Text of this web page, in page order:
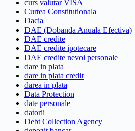
curs valutar VISA
Curtea Constitutionala
Dacia
DAE (Dobanda Anuala Efectiva)
DAE credite
DAE credite ipotecare
DAE credite nevoi personale
dare in plata
dare in plata credit
darea in plata
Data Protection
date personale
datorii
Debt Collection Agency